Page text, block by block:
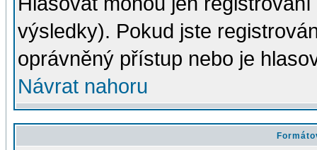
výsledky). Pokud jste
oprávněný přístup nebo je
Návrat nahoru